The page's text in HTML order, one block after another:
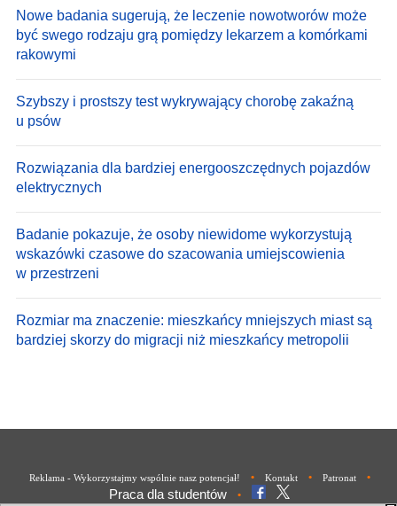
Nowe badania sugerują, że leczenie nowotworów może
być swego rodzaju grą pomiędzy lekarzem a komórkami
rakowymi
Szybszy i prostszy test wykrywający chorobę zakaźną
u psów
Rozwiązania dla bardziej energooszczędnych pojazdów
elektrycznych
Badanie pokazuje, że osoby niewidome wykorzystują
wskazówki czasowe do szacowania umiejscowienia
w przestrzeni
Rozmiar ma znaczenie: mieszkańcy mniejszych miast są
bardziej skorzy do migracji niż mieszkańcy metropolii
Reklama - Wykorzystajmy wspólnie nasz potencjał! • Kontakt • Patronat •
Praca dla studentów •